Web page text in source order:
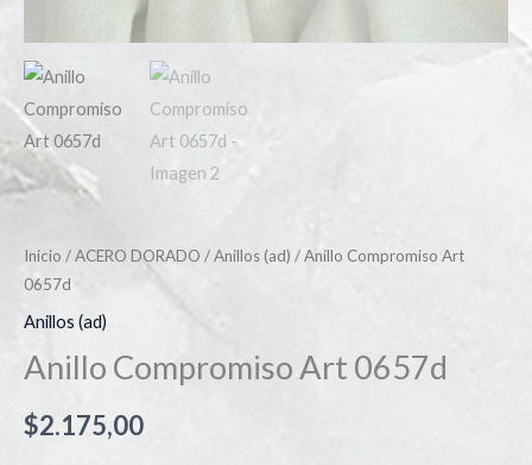
Inicio /ACERO DORADO /Anillos (ad) / Anillo Compromiso Art
0657d
Anillos (ad)
Anillo Compromiso Art 0657d
$2.175,00